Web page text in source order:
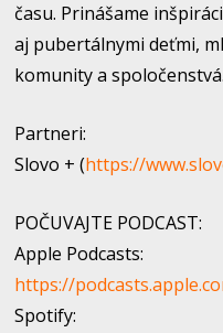
času. Prinášame
aj pubertálnymi deťmi,
komunity a spoločenstvá.
Partneri:
Slovo + (https://
POČUVAJTE PODCAST:
Apple Podcasts:
https://
Spotify: